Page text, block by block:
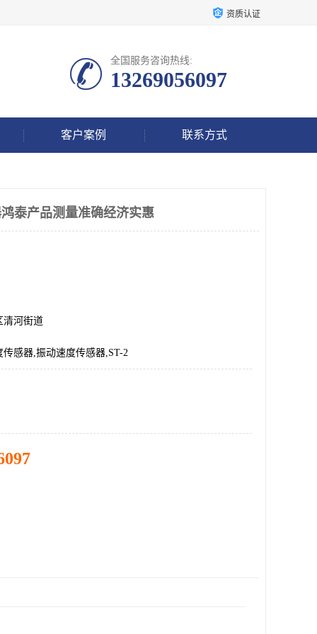
资质认证
全国服务咨询热线:
13269056097
客户案例 联系方式
泰产品测量准确经济实惠
清河街道
传感器,振动速度传感器,ST-2